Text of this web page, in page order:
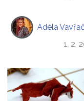
Adéla
1. 2.